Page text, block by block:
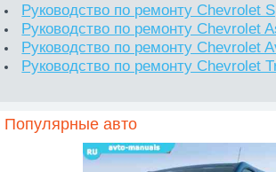
Руководство по ремонту Chevrolet
Руководство по ремонту Chevrolet
Руководство по ремонту Chevrolet
Руководство по ремонту Chevrolet
Популярные авто